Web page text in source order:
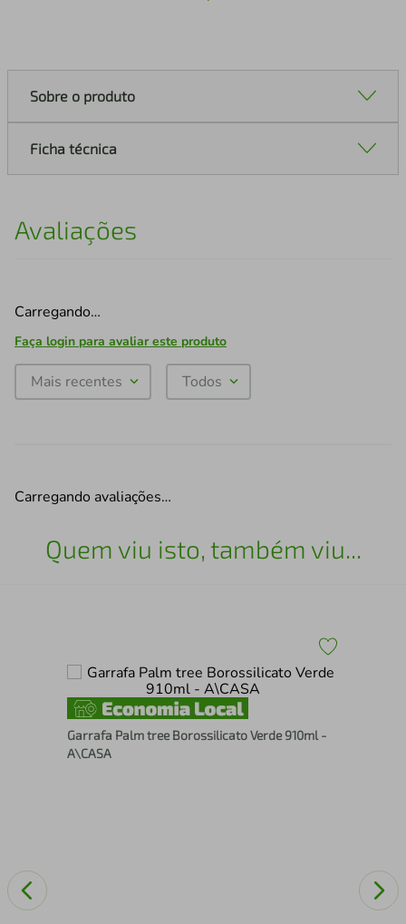
Sobre o produto
Ficha técnica
Avaliações
Carregando…
Faça login para avaliar este produto
Mais recentes Todos
Carregando avaliações…
Quem viu isto, também viu...
Garrafa Palm tree Borossilicato Verde 910ml -
A\CASA